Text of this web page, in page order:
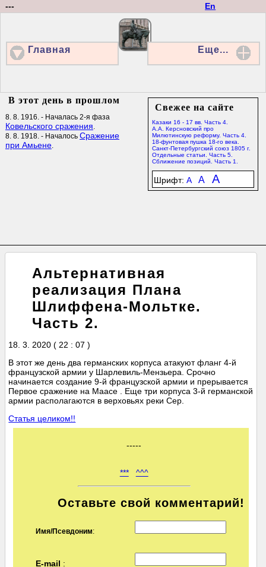
En
---
Главная Еще...
Свежее на сайте
Казаки 16 - 17 вв. Часть 4.
А.А. Керсновский про
Милютинскую реформу. Часть 4.
18-фунтовая пушка 18-го века.
Санкт-Петербургский союз 1805 г.
Отдельные статьи. Часть 5.
Сближение позиций. Часть 1.
Шрифт: A A A
В этот день в прошлом
8. 8. 1916. - Началась 2-я фаза
Ковельского сражения.
8. 8. 1918. - Началось Сражение
при Амьене.
Альтернативная
реализация Плана
Шлиффена-Мольтке.
Часть 2.
18. 3. 2020 ( 22 : 07 )
В этот же день два германских корпуса атакуют фланг 4-й
французской армии у Шарлевиль-Мензьера. Срочно
начинается создание 9-й французской армии и прерывается
Первое сражение на Маасе . Еще три корпуса 3-й германской
армии располагаются в верховьях реки Сер.
Статья целиком!!
-----
*** ^^^
Оставьте свой комментарий!
Имя/Псевдоним:
E-mail :